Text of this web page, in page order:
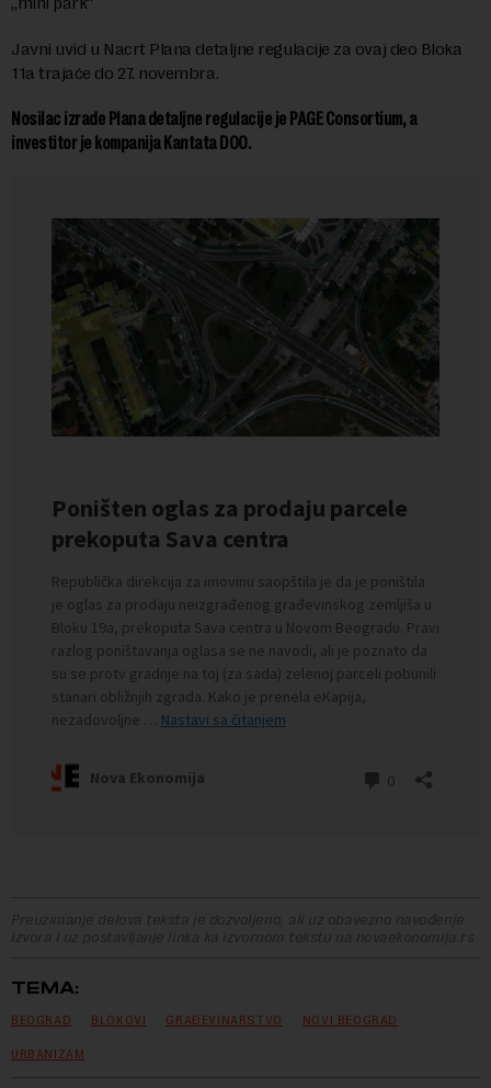
Javni uvid u Nacrt Plana detaljne regulacije za ovaj deo Bloka
11a trajaće do 27. novembra.
Nosilac izrade Plana detaljne regulacije je PAGE Consortium, a
investitor je kompanija Kantata DOO.
Preuzimanje delova teksta je dozvoljeno, ali uz obavezno navođenje
izvora i uz postavljanje linka ka izvornom tekstu na novaekonomija.rs
TEMA:
BEOGRAD BLOKOVI GRAĐEVINARSTVO NOVI BEOGRAD
URBANIZAM